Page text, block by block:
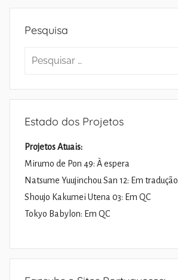
Pesquisa
Pesquisar
Estado dos Projetos
Projetos Atuais:
Mirumo de Pon 49: À espera
Natsume Yuujinchou San 12: Em tradução
Shoujo Kakumei Utena 03: Em QC
Tokyo Babylon: Em QC